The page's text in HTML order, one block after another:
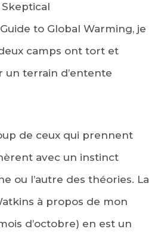
to Global Warming, je
camps ont tort et
un terrain d’entente
de ceux qui prennent
avec un instinct
ou l’autre des théories. La
à propos de mon
d’octobre) en est un